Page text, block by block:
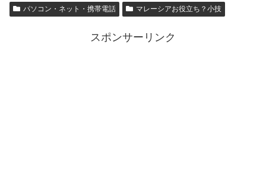
パソコン・ネット・携帯電話 マレーシアお役立ち？小技
スポンサーリンク